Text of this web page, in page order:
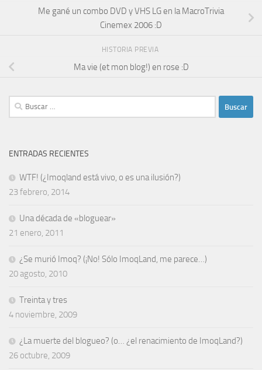
Me gané un combo DVD y VHS LG en la MacroTrivia
Cinemex 2006 :D
HISTORIA PREVIA
Ma vie (et mon blog!) en rose :D
Buscar:
ENTRADAS RECIENTES
WTF! (¿Imoqland está vivo, o es una ilusión?)
23 febrero, 2014
Una década de «bloguear»
21 enero, 2011
¿Se murió Imoq? (¡No! Sólo ImoqLand, me parece…)
20 agosto, 2010
Treinta y tres
4 noviembre, 2009
¿La muerte del blogueo? (o… ¿el renacimiento de ImoqLand?)
26 octubre, 2009